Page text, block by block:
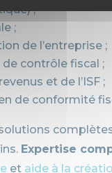
;
;
de l’entreprise ;
de contrôle fiscal ;
et de l’ISF ;
de conformité
Expertise
et aide à la